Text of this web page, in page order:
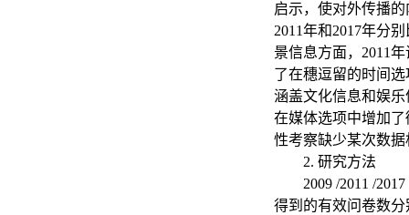
启示，使对外传播
2011年和2017年分
景信息方面， 2011
了在穗逗留的时间
涵盖文化信息和娱
在媒体选项中增加
性考察缺少某次数据
2. 研究方法
2009 /2011 /
得到的有效问卷数分